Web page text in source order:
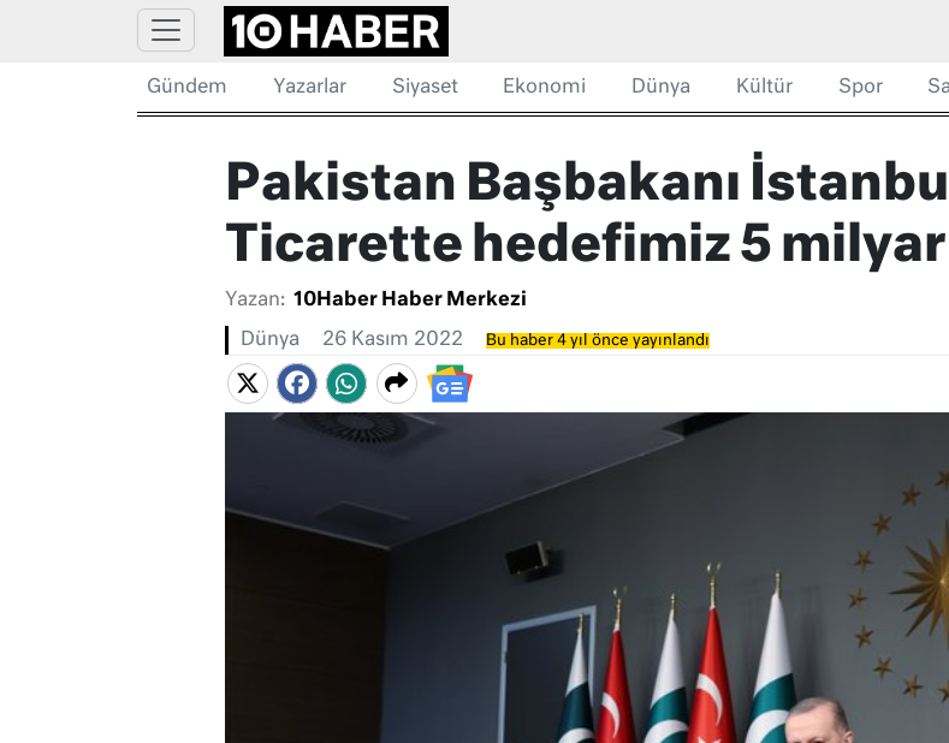
Gündem Yazarlar Siyaset Ekonomi Dünya Kültür Spor
Pakistan Başbakanı
Ticarette hedefimiz 5
Yazan: 10Haber Haber Merkezi
Dünya 26 Kasım 2022 Bu haber 4 yıl önce yayınlandı